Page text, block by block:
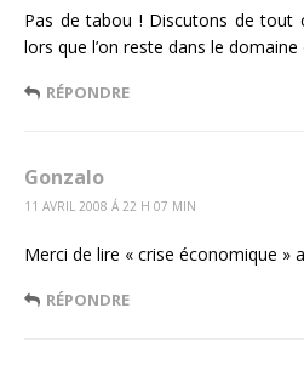
Pas de tabou ! Discutons de tout
lors que l’on reste dans le domaine
RÉPONDRE
Gonzalo
11 AVRIL 2008 Á 22 H 07 MIN
Merci de lire « crise économique »
RÉPONDRE